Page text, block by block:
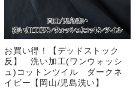
お買い得！【デッドストック
反】 洗い加工(ワンウォッシ
ュ)コットンツイル ダークネ
イビー【岡山/児島洗い】